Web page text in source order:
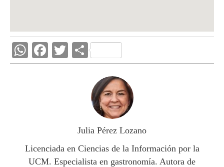
W
h
p
F
ac
k
T
w
C
o
m
p
ar
ti
r
Julia Pérez Lozano
Licenciada en Ciencias de la Información por la
UCM. Especialista en gastronomía. Autora de